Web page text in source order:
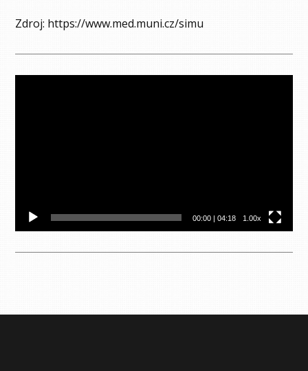
Zdroj: https://www.med.muni.cz/simu
00:00| 04:18 1.00x